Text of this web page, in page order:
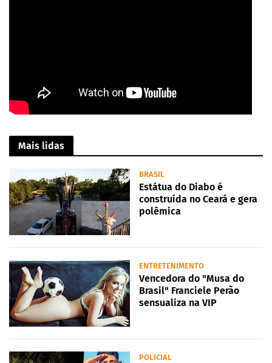
Mais lidas
BRASIL
Estátua do Diabo é
construída no Ceará e gera
polêmica
ENTRETENIMENTO
Vencedora do "Musa do
Brasil" Franciele Perão
sensualiza na VIP
POLICIAL